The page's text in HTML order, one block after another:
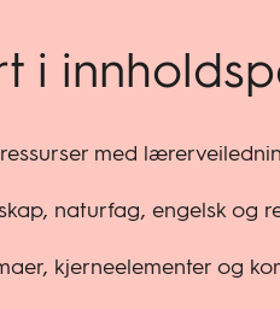
i
med
naturfag, engelsk og
kjerneelementer og